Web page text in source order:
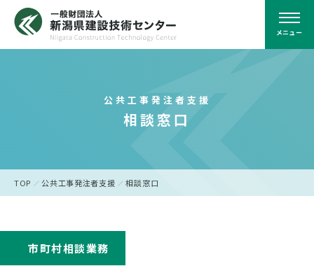
メニュー
公共工事発注者支援
相談窓口
TOP 公共工事発注者支援 相談窓口
市町村相談業務